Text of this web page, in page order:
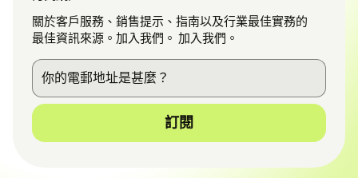
關於客戶服務、銷售提示、指南以及行業最佳實務的
最佳資訊來源。加入我們。 加入我們。
訂閱